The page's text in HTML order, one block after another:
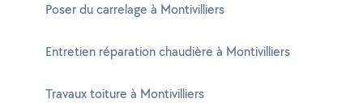
Poser du carrelage à Montivilliers
Entretien réparation chaudière à Montivilliers
Travaux toiture à Montivilliers